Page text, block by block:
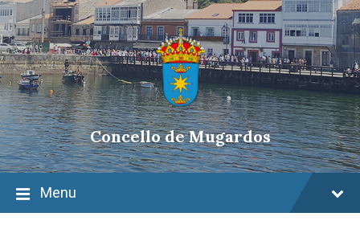
Skip
to
content
Skip
to
main
navigation
Skip
to
footer
Concello de Mugardos
Menu